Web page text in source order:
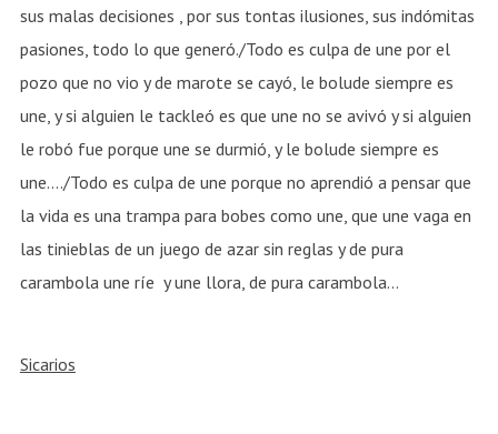
sus malas decisiones , por sus tontas ilusiones, sus indómitas
pasiones, todo lo que generó./Todo es culpa de une por el
pozo que no vio y de marote se cayó, le bolude siempre es
une, y si alguien le tackleó es que une no se avivó y si alguien
le robó fue porque une se durmió, y le bolude siempre es
une…./Todo es culpa de une porque no aprendió a pensar que
la vida es una trampa para bobes como une, que une vaga en
las tinieblas de un juego de azar sin reglas y de pura
carambola une ríe y une llora, de pura carambola…
Sicarios